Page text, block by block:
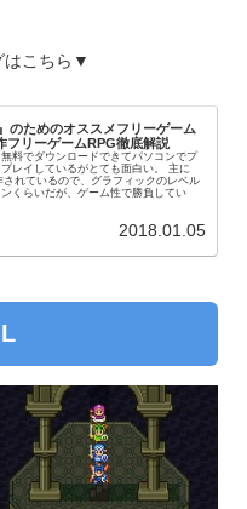
はこちら▼
のためのオススメフリーゲーム
フリーゲームRPG徹底解説
料でダウンロードできてパソコンでプ
レイしているがとても面白い。 主に
されているので、グラフィックのレベル
くらいだが、ゲーム性で勝負してい
2018.01.05